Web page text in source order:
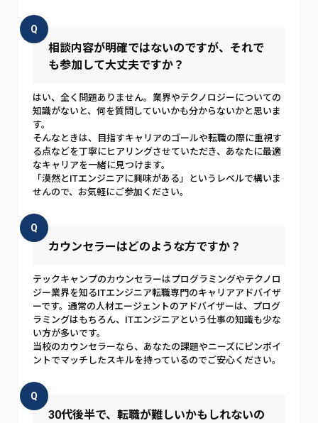
Q
相談内容が明確ではないのですが、それで
も参加して大丈夫ですか？
はい、全く問題ありません。業界やテクノロジーについての
知識がないと、何を質問していいかも分からないかと思いま
す。
そんなときは、目指すキャリアのゴールや転職の際に重視す
る点などを丁寧にヒアリングさせていただき、あなたに最適
なキャリアを一緒に見つけます。
「漠然とITエンジニアに興味がある」というレベルで構いま
せんので、お気軽にご参加ください。
Q
カウンセラーはどのような方ですか？
テックキャンプのカウンセラーはプログラミングやテクノロ
ジー業界を知るITエンジニア転職専門のキャリアアドバイザ
ーです。通常の人材エージェントのアドバイザーは、プログ
ラミングはもちろん、ITエンジニアという仕事の知識も少な
い方が多いです。
当校のカウンセラーなら、あなたの課題やニーズにピンポイ
ントでマッチしたスキルを持っているのでご安心ください。
Q
30代後半で、転職が難しいかもしれないの